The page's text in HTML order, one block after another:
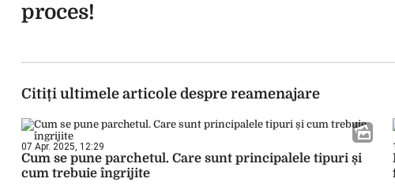
proces!
Citiți ultimele articole despre reamenajare
07 Apr. 2025, 12:29
Cum se pune parchetul. Care sunt principalele tipuri și
cum trebuie îngrijite